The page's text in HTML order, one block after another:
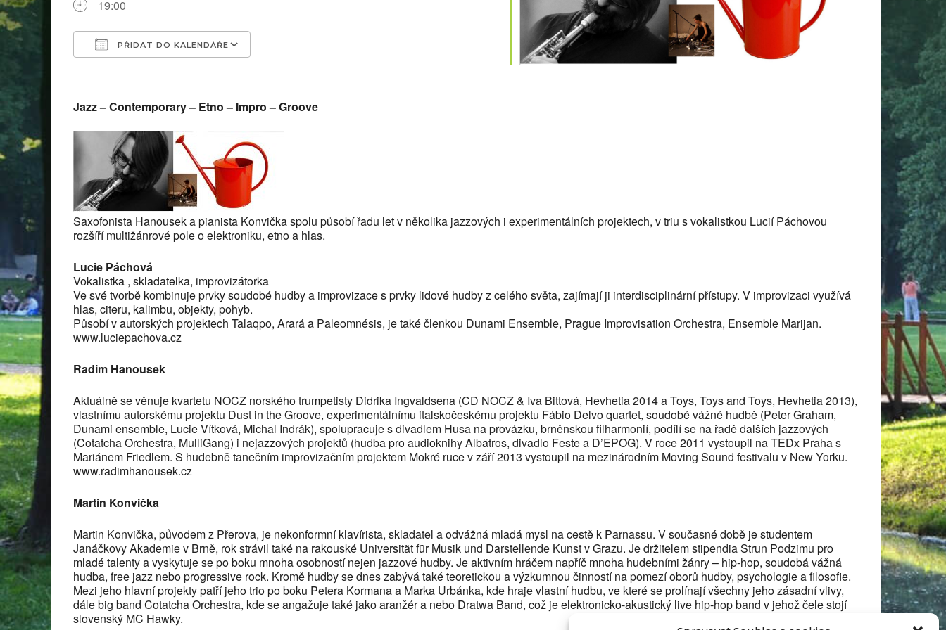
19:00
PŘIDAT DO KALENDÁŘE
Jazz – Contemporary – Etno – Impro – Groove
Saxofonista Hanousek a pianista Konvička spolu působí řadu let v několika jazzových i experimentálních projektech, v triu s vokalistkou Lucií Páchovou
rozšíří multižánrové pole o elektroniku, etno a hlas.
Lucie Páchová
Vokalistka , skladatelka, improvizátorka
Ve své tvorbě kombinuje prvky soudobé hudby a improvizace s prvky lidové hudby z celého světa, zajímají ji interdisciplinární přístupy. V improvizaci využívá
hlas, citeru, kalimbu, objekty, pohyb.
Působí v autorských projektech Talaqpo, Arará a Paleomnésis, je také členkou Dunami Ensemble, Prague Improvisation Orchestra, Ensemble Marijan.
www.luciepachova.cz
Radim Hanousek
Aktuálně se věnuje kvartetu NOCZ norského trumpetisty Didrika Ingvaldsena (CD NOCZ & Iva Bittová, Hevhetia 2014 a Toys, Toys and Toys, Hevhetia 2013),
vlastnímu autorskému projektu Dust in the Groove, experimentálnímu italskočeskému projektu Fábio Delvo quartet, soudobé vážné hudbě (Peter Graham,
Dunami ensemble, Lucie Vítková, Michal Indrák), spolupracuje s divadlem Husa na provázku, brněnskou filharmonií, podílí se na řadě dalších jazzových
(Cotatcha Orchestra, MulliGang) i nejazzových projektů (hudba pro audioknihy Albatros, divadlo Feste a D’EPOG). V roce 2011 vystoupil na TEDx Praha s
Mariánem Friedlem. S hudebně tanečním improvizačním projektem Mokré ruce v září 2013 vystoupil na mezinárodním Moving Sound festivalu v New Yorku.
www.radimhanousek.cz
Martin Konvička
Martin Konvička, původem z Přerova, je nekonformní klavírista, skladatel a odvážná mladá mysl na cestě k Parnassu. V současné době je studentem
Janáčkovy Akademie v Brně, rok strávil také na rakouské Universität für Musik und Darstellende Kunst v Grazu. Je držitelem stipendia Strun Podzimu pro
mladé talenty a vyskytuje se po boku mnoha osobností nejen jazzové hudby. Je aktivním hráčem napříč mnoha hudebními žánry – hip-hop, soudobá vážná
hudba, free jazz nebo progressive rock. Kromě hudby se dnes zabývá také teoretickou a výzkumnou činností na pomezí oborů hudby, psychologie a filosofie.
Mezi jeho hlavní projekty patří jeho trio po boku Petera Kormana a Marka Urbánka, kde hraje vlastní hudbu, ve které se prolínají všechny jeho zásadní vlivy,
dále big band Cotatcha Orchestra, kde se angažuje také jako aranžér a nebo Dratwa Band, což je elektronicko-akustický live hip-hop band v jehož čele stojí
slovenský MC Hawky.